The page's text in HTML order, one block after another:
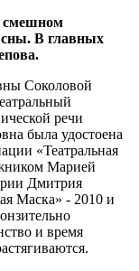
смешном
сны. В главных
Соколовой
речи
была удостоена
«Театральная
Марией
Дмитрия
Маска» - 2010 и
и время